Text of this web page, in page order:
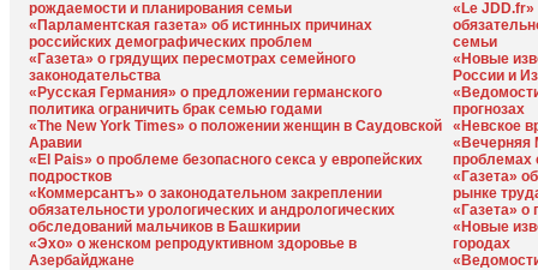
рождаемости и планирования семьи
«Парламентская газета» об истинных причинах
российских демографических проблем
«Газета» о грядущих пересмотрах семейного
законодательства
«Русская Германия» о предложении германского
политика ограничить брак семью годами
«The New York Times» о положении женщин в Саудовской
Аравии
«Еl Pais» о проблеме безопасного секса у европейских
подростков
«Коммерсантъ» о законодательном закреплении
обязательности урологических и андрологических
обследований мальчиков в Башкирии
«Эхо» о женском репродуктивном здоровье в
Азербайджане
«Le
семьи
«Новые
России и
прогнозах
«Невское
«Вечерняя
проблемах
«Газета»
рынке
«Газета»
«Новые
городах